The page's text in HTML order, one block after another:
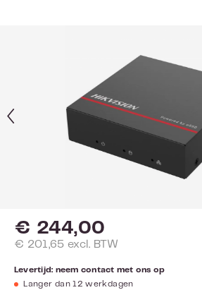
€ 244,00
€ 201,65 excl. BTW
Levertijd: neem contact met ons op
Langer dan 12 werkdagen